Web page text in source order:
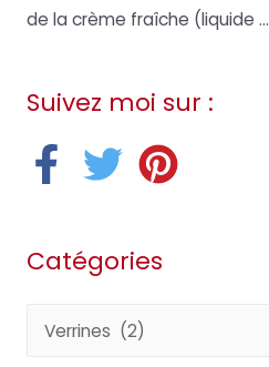
de la crème fraîche (liquide ...
Suivez moi sur :
Catégories